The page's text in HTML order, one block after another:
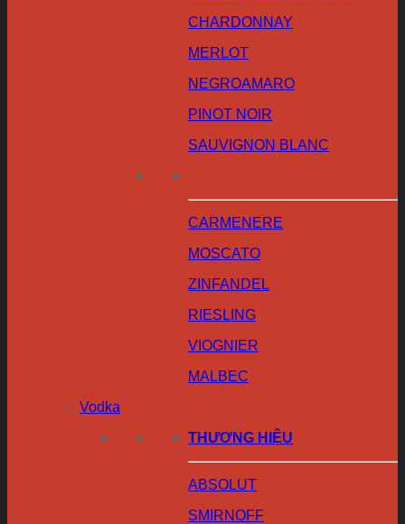
CHARDONNAY
MERLOT
NEGROAMARO
PINOT NOIR
SAUVIGNON BLANC
CARMENERE
MOSCATO
ZINFANDEL
RIESLING
VIOGNIER
MALBEC
Vodka
THƯƠNG HIỆU
ABSOLUT
SMIRNOFF